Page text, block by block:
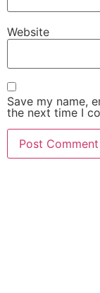
Website
Save my name,
the next time I